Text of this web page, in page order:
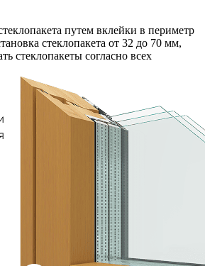
путем вклейки в периметр
стеклопакета от 32 до 70 мм,
стеклопакеты согласно всех